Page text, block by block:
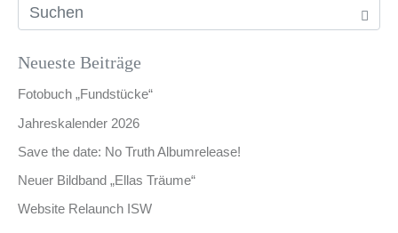
Neueste Beiträge
Fotobuch „Fundstücke“
Jahreskalender 2026
Save the date: No Truth Albumrelease!
Neuer Bildband „Ellas Träume“
Website Relaunch ISW